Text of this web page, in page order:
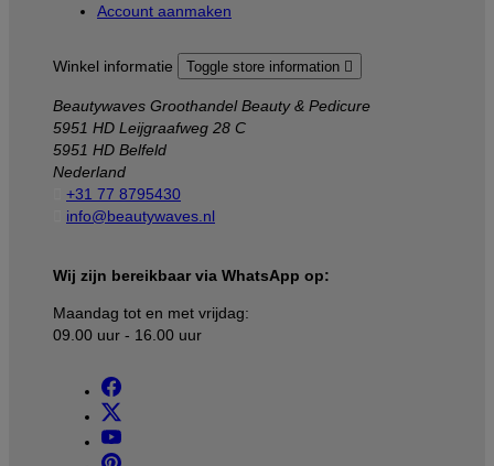
Account aanmaken
Winkel informatie Toggle store information 
Beautywaves Groothandel Beauty & Pedicure
5951 HD Leijgraafweg 28 C
5951 HD Belfeld
Nederland
+31 77 8795430
info@beautywaves.nl
Wij zijn bereikbaar via WhatsApp op:
Maandag tot en met vrijdag:
09.00 uur - 16.00 uur